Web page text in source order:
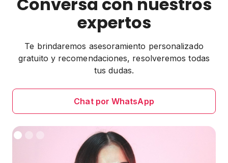
expertos
Te brindaremos asesoramiento personalizado
gratuito y recomendaciones, resolveremos todas
tus dudas.
Chat por WhatsApp